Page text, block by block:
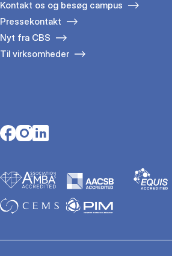
Kontakt os og besøg campus
Pressekontakt
Nyt fra CBS
Til virksomheder
Opens in a new tab
Opens in a new tab
Opens in a new tab